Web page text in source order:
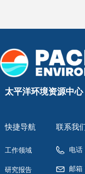
快捷导航
工作领域
研究报告
联系我
电话
邮箱
太平洋环境资源中